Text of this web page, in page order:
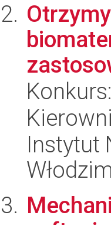
Konkurs:
Instytut